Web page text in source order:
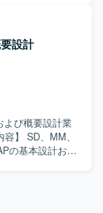
ただきます。
されている中
やスキルに応じ
またはABAP開
は両方をお任
ける方、ステ
がら業務要件
方を求めてお
領域の専門性
設計
よび概要設計業
の基本設計およ
行っていただ